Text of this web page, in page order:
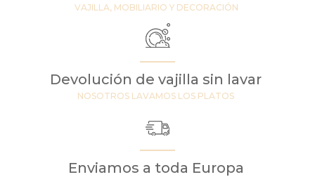
VAJILLA, MOBILIARIO Y DECORACIÓN
Devolución de vajilla sin lavar
NOSOTROS LAVAMOS LOS PLATOS
Enviamos a toda Europa